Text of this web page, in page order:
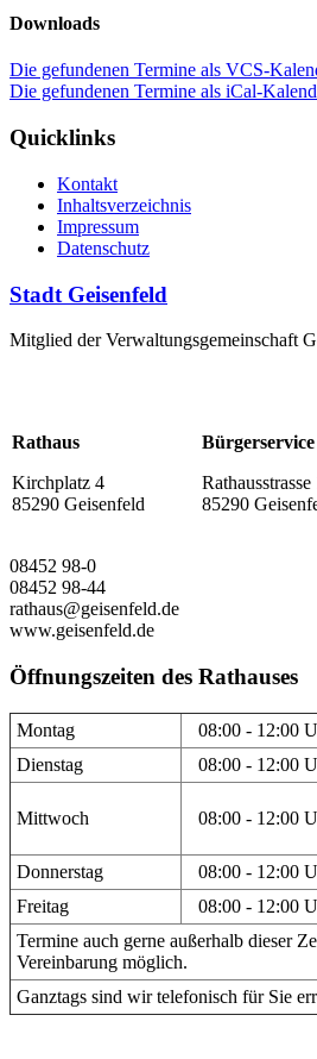
Downloads
Die gefundenen Termine als VCS-
Die gefundenen Termine als iCal-
Quicklinks
Kontakt
Inhaltsverzeichnis
Impressum
Datenschutz
Stadt Geisenfeld
Mitglied der Verwaltungsgemeinschaft
Rathaus
Kirchplatz 4
85290 Geisenfeld
Rathausstrasse
85290
08452 98-0
08452 98-44
rathaus@geisenfeld.de
www.geisenfeld.de
Öffnungszeiten des Rathauses
Montag 08:00 - 12:00
Dienstag
08:00 - 12:00
Mittwoch 08:00 - 12:00
Donnerstag 08:00 - 12:00
Freitag
08:00 - 12:00
Termine auch gerne außerhalb dieser
Vereinbarung möglich.
Ganztags sind wir telefonisch für Sie